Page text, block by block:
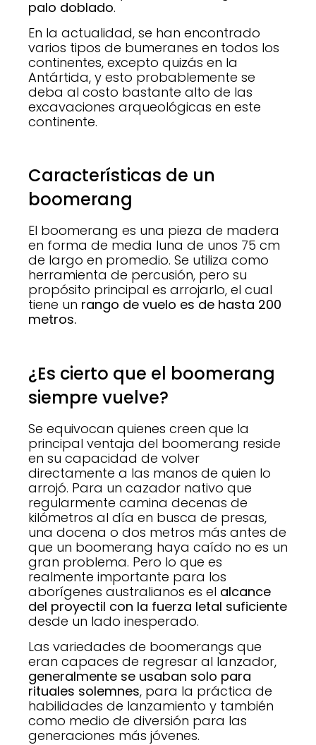
palo doblado.
En la actualidad, se han encontrado
varios tipos de bumeranes en todos los
continentes, excepto quizás en la
Antártida, y esto probablemente se
deba al costo bastante alto de las
excavaciones arqueológicas en este
continente.
Características de un
boomerang
El boomerang es una pieza de madera
en forma de media luna de unos 75 cm
de largo en promedio. Se utiliza como
herramienta de percusión, pero su
propósito principal es arrojarlo, el cual
tiene un rango de vuelo es de hasta 200
metros.
¿Es cierto que el boomerang
siempre vuelve?
Se equivocan quienes creen que la
principal ventaja del boomerang reside
en su capacidad de volver
directamente a las manos de quien lo
arrojó. Para un cazador nativo que
regularmente camina decenas de
kilómetros al día en busca de presas,
una docena o dos metros más antes de
que un boomerang haya caído no es un
gran problema. Pero lo que es
realmente importante para los
aborígenes australianos es el alcance
del proyectil con la fuerza letal suficiente
desde un lado inesperado.
Las variedades de boomerangs que
eran capaces de regresar al lanzador,
generalmente se usaban solo para
rituales solemnes, para la práctica de
habilidades de lanzamiento y también
como medio de diversión para las
generaciones más jóvenes.